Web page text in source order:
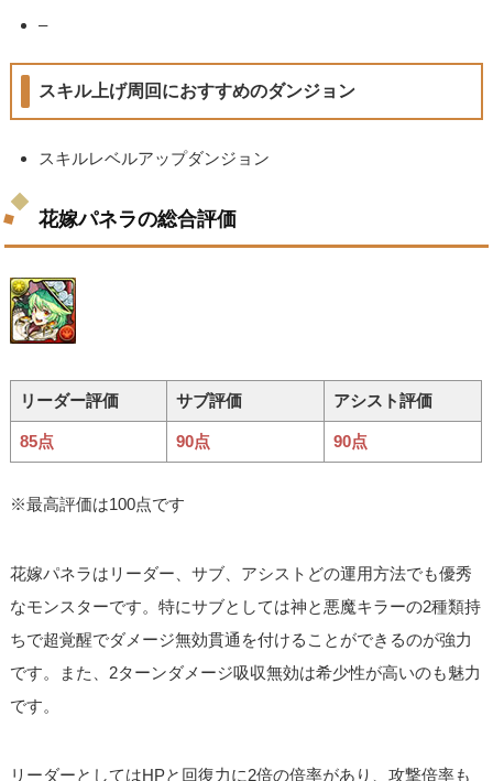
–
スキル上げ周回におすすめのダンジョン
スキルレベルアップダンジョン
花嫁パネラの総合評価
リーダー評価 サブ評価 アシスト評価
85点 90点 90点
※最高評価は100点です
花嫁パネラはリーダー、サブ、アシストどの運用方法でも優秀
なモンスターです。特にサブとしては神と悪魔キラーの2種類持
ちで超覚醒でダメージ無効貫通を付けることができるのが強力
です。また、2ターンダメージ吸収無効は希少性が高いのも魅力
です。
リーダーとしてはHPと回復力に2倍の倍率があり、攻撃倍率も